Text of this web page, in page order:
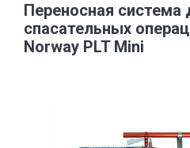
Переносная система
спасательных
Norway PLT Mini